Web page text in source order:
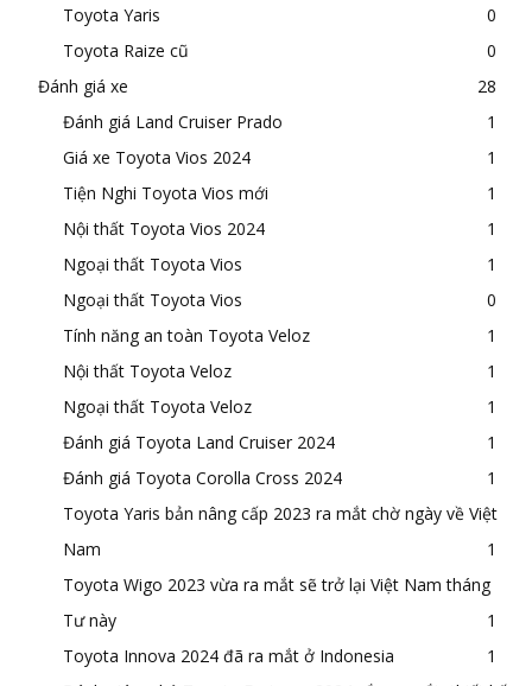
Toyota Yaris
0
Toyota Raize cũ
0
Đánh giá xe
28
Đánh giá Land Cruiser Prado
1
Giá xe Toyota Vios 2024
1
Tiện Nghi Toyota Vios mới
1
Nội thất Toyota Vios 2024
1
Ngoại thất Toyota Vios
1
Ngoại thất Toyota Vios
0
Tính năng an toàn Toyota Veloz
1
Nội thất Toyota Veloz
1
Ngoại thất Toyota Veloz
1
Đánh giá Toyota Land Cruiser 2024
1
Đánh giá Toyota Corolla Cross 2024
1
Toyota Yaris bản nâng cấp 2023 ra mắt chờ ngày về Việt
Nam
1
Toyota Wigo 2023 vừa ra mắt sẽ trở lại Việt Nam tháng
Tư này
1
Toyota Innova 2024 đã ra mắt ở Indonesia
1